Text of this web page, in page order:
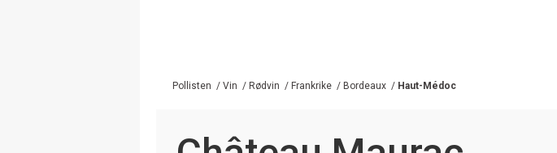
Pollisten / Vin / Rødvin / Frankrike / Bordeaux / Haut-Médoc